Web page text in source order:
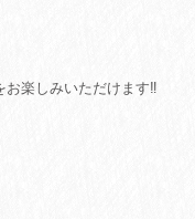
楽しみいただけます‼︎